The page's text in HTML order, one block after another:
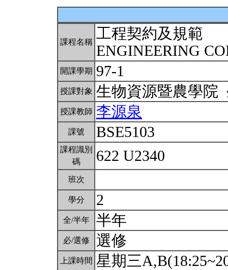
課程名稱 工程契約及規範
ENGINEERING
開課學期 97-1
授課對象 生物資源暨農學
授課教師 李源泉
課號 BSE5103
課程識別
碼
622 U2340
班次
學分 2
全/半年 半年
必/選修 選修
上課時間 星期三